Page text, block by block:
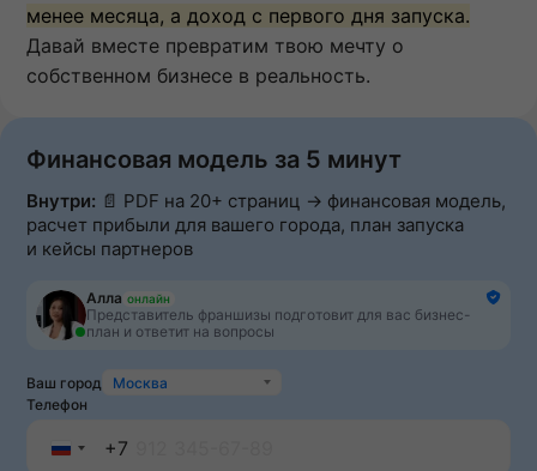
менее месяца, а доход с первого дня запуска.
Давай вместе превратим твою мечту о
собственном бизнесе в реальность.
Финансовая модель за 5 минут
Внутри: 📄 PDF на 20+ страниц → финансовая модель,
расчет прибыли для вашего города, план запуска
и кейсы партнеров
Алла онлайн
Представитель франшизы подготовит для вас бизнес-
план и ответит на вопросы
Ваш город
Москва
Телефон
+7